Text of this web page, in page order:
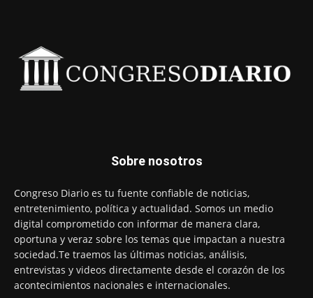
Sobre nosotros
Congreso Diario es tu fuente confiable de noticias,
entretenimiento, política y actualidad. Somos un medio
digital comprometido con informar de manera clara,
oportuna y veraz sobre los temas que impactan a nuestra
sociedad.Te traemos las últimas noticias, análisis,
entrevistas y videos directamente desde el corazón de los
acontecimientos nacionales e internacionales.